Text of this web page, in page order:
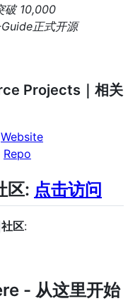
破 10,000
正式开源
Projects｜相关
Website
Repo
区: 点击访问
社区:
- 从这里开始